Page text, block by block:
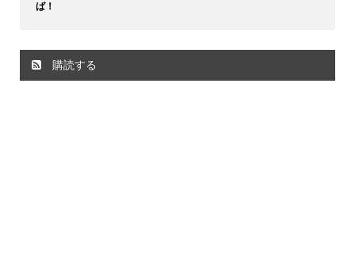
ば！
購読する